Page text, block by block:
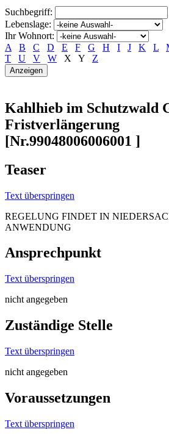
Suchbegriff:
Lebenslage:
Ihr Wohnort:
A
B C D E F G H I J K L
T
U V W X Y Z
Kahlhieb im Schutzwald
Fristverlängerung
[Nr.99048006006001 ]
Teaser
Text überspringen
REGELUNG FINDET IN
ANWENDUNG
Ansprechpunkt
Text überspringen
nicht angegeben
Zuständige Stelle
Text überspringen
nicht angegeben
Voraussetzungen
Text überspringen